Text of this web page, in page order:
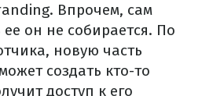
Впрочем, сам
он не собирается. По
новую часть
создать кто-то
доступ к его